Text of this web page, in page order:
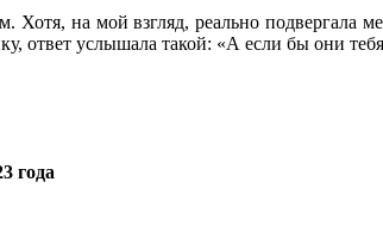
Хотя, на мой взгляд, реально подвергала
ответ услышала такой: «А если бы они
года